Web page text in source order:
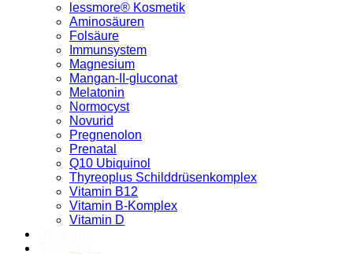
lessmore® Kosmetik
Aminosäuren
Folsäure
Immunsystem
Magnesium
Mangan-II-gluconat
Melatonin
Normocyst
Novurid
Pregnenolon
Prenatal
Q10 Ubiquinol
Thyreoplus Schilddrüsenkomplex
Vitamin B12
Vitamin B-Komplex
Vitamin D